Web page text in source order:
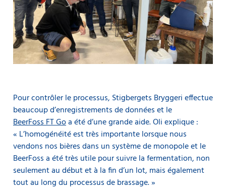
Pour contrôler le processus, Stigbergets Bryggeri effectue
beaucoup d’enregistrements de données et le
BeerFoss FT Goa été d’une grande aide. Oli explique :
« L’homogénéité est très importante lorsque nous
vendons nos bières dans un système de monopole et le
BeerFoss a été très utile pour suivre la fermentation, non
seulement au début et à la fin d’un lot, mais également
tout au long du processus de brassage. »